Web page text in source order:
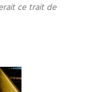
ce trait de